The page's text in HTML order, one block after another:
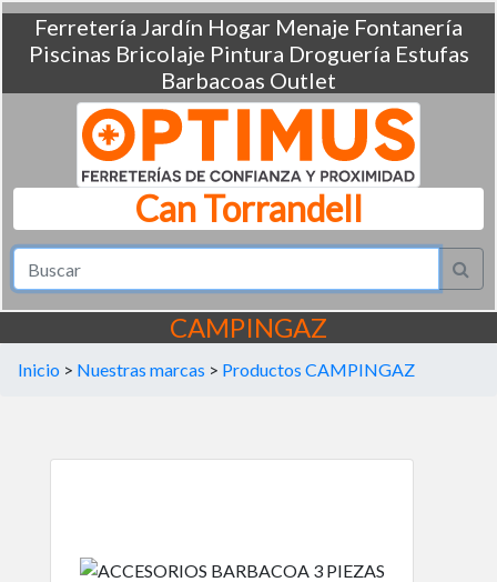
Ferretería Jardín Hogar Menaje Fontanería
Piscinas Bricolaje Pintura Droguería Estufas
Barbacoas Outlet
Can Torrandell
CAMPINGAZ
Inicio > Nuestras marcas > Productos CAMPINGAZ